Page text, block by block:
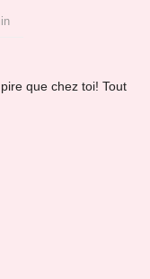
que chez toi! Tout